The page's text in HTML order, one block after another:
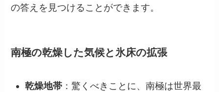
の答えを見つけることができます。
南極の乾燥した気候と氷床の拡張
乾燥地帯：驚くべきことに、南極は世界最